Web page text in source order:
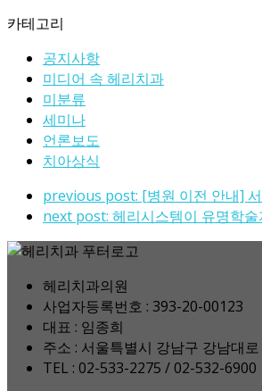
카테고리
공지사항
미디어 속 헤리치과
미분류
세미나
언론보도
치아상식
previous post: [병원 이전 안내]
next post: 헤리시스템이 유명학
헤리치과의원
사업자등록번호 : 393-20-00123
대표 : 임종희
주소 : 서울특별시 강남구 강남대
TEL : 02-533-2275 / 02-532-6900